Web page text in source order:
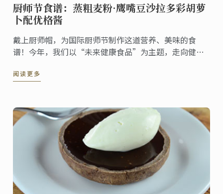
厨师节食谱：蒸粗麦粉·鹰嘴豆沙拉多彩胡萝
卜配优格酱
戴上厨师帽，为国际厨师节制作这道营养、美味的食
谱！今年，我们以“未来健康食品”为主题，走向健康
阅读更多